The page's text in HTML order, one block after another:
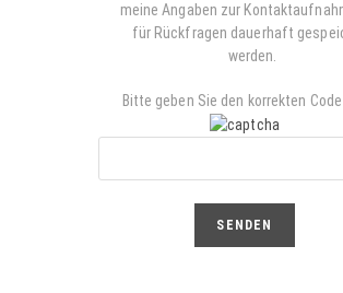
meine Angaben zur
für Rückfragen dauerhaft
werden.
Bitte geben Sie den korrekten